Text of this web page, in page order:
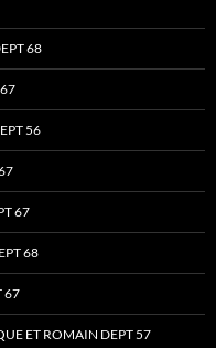
68
56
67
68
67
ET ROMAIN DEPT 57